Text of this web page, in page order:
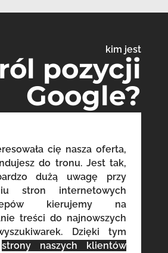
kim jest
pozycji
Google?
cię nasza oferta,
do tronu. Jest tak,
dużą uwagę przy
stron internetowych
kierujemy na
treści do najnowszych
Dzięki tym
strony naszych klientów